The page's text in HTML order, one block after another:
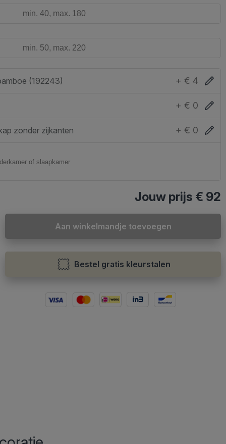
(192243) + € 4
+ € 0
zonder zijkanten + € 0
Jouw prijs € 92
Aan winkelmandje toevoegen
Bestel gratis kleurstalen